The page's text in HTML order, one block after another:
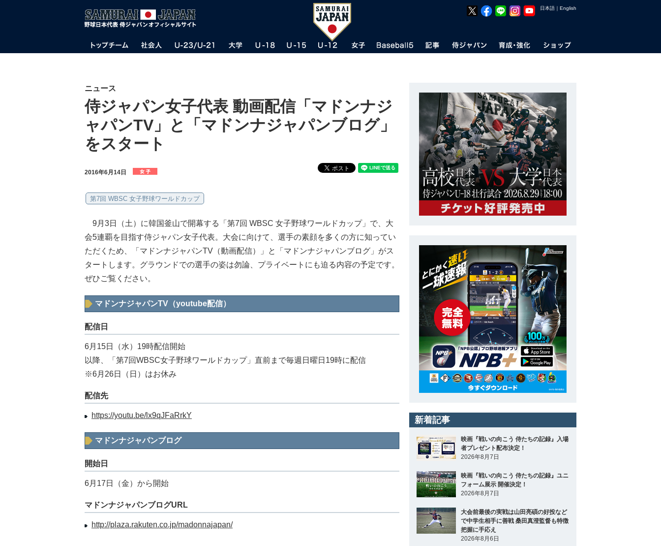
日本語 ｜ English
ニュース
侍ジャパン女子代表 動画配信「マドンナジ
ャパンTV」と「マドンナジャパンブログ」
をスタート
2016年6月14日
第7回 WBSC 女子野球ワールドカップ
9月3日（土）に韓国釜山で開幕する「第7回 WBSC 女子野球ワールドカップ」で、大
会5連覇を目指す侍ジャパン女子代表。大会に向けて、選手の素顔を多くの方に知ってい
ただくため、「マドンナジャパンTV（動画配信）」と「マドンナジャパンブログ」がス
タートします。グラウンドでの選手の姿は勿論、プライベートにも迫る内容の予定です。
ぜひご覧ください。
マドンナジャパンTV（youtube配信）
配信日
6月15日（水）19時配信開始
以降、「第7回WBSC女子野球ワールドカップ」直前まで毎週日曜日19時に配信
※6月26日（日）はお休み
配信先
https://youtu.be/lx9qJFaRrkY
マドンナジャパンブログ
開始日
6月17日（金）から開始
マドンナジャパンブログURL
http://plaza.rakuten.co.jp/madonnajapan/
新着記事
映画『戦いの向こう 侍たちの記録』入場
者プレゼント配布決定！
2026年8月7日
映画『戦いの向こう 侍たちの記録』ユニ
フォーム展示 開催決定！
2026年8月7日
大会前最後の実戦は山田亮碩の好投など
で中学生相手に善戦 桑田真澄監督も特徴
把握に手応え
2026年8月6日